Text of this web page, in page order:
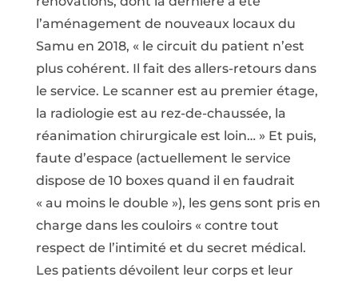
l’aménagement de nouveaux locaux du
Samu en 2018, « le circuit du patient n’est
plus cohérent. Il fait des allers-retours dans
le service. Le scanner est au premier étage,
la radiologie est au rez-de-chaussée, la
réanimation chirurgicale est loin… » Et puis,
faute d’espace (actuellement le service
dispose de 10 boxes quand il en faudrait
« au moins le double »), les gens sont pris en
charge dans les couloirs « contre tout
respect de l’intimité et du secret médical.
Les patients dévoilent leur corps et leur